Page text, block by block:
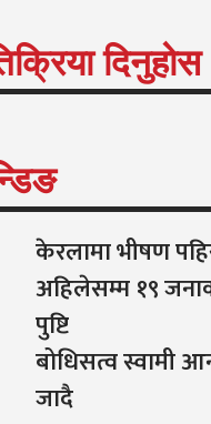
दिनुहोस
केरलामा भीषण
अहिलेसम्म १९
पुष्टि
बोधिसत्व स्वामी
जादै